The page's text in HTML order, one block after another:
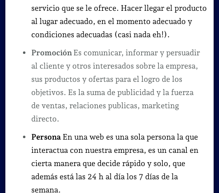
servicio que se le ofrece. Hacer llegar el producto
al lugar adecuado, en el momento adecuado y
condiciones adecuadas (casi nada eh!).
Promoción Es comunicar, informar y persuadir
al cliente y otros interesados sobre la empresa,
sus productos y ofertas para el logro de los
objetivos. Es la suma de publicidad y la fuerza
de ventas, relaciones publicas, marketing
directo.
Persona En una web es una sola persona la que
interactua con nuestra empresa, es un canal en
cierta manera que decide rápido y solo, que
además está las 24 h al día los 7 días de la
semana.